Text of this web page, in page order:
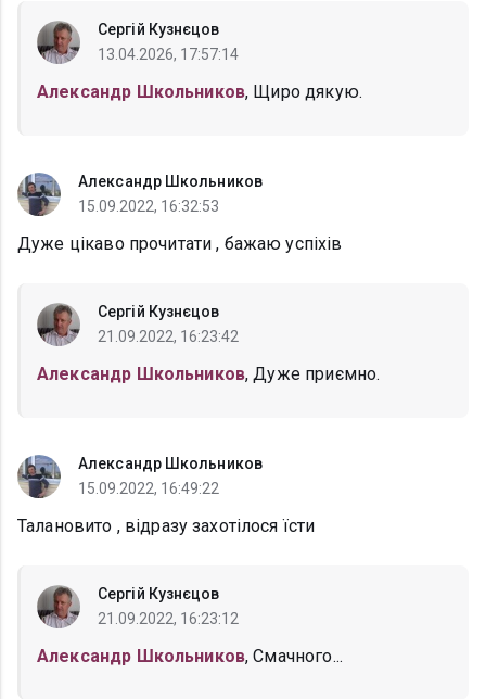
Сергій Кузнєцов
13.04.2026, 17:57:14
Александр Школьников, Щиро дякую.
Александр Школьников
15.09.2022, 16:32:53
Дуже цікаво прочитати , бажаю успіхів
Сергій Кузнєцов
21.09.2022, 16:23:42
Александр Школьников, Дуже приємно.
Александр Школьников
15.09.2022, 16:49:22
Талановито , відразу захотілося їсти
Сергій Кузнєцов
21.09.2022, 16:23:12
Александр Школьников, Смачного...